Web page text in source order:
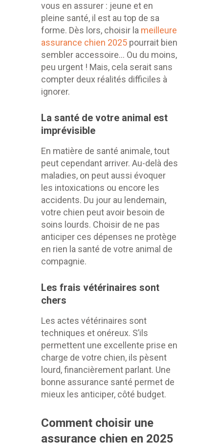
vous en assurer : jeune et en
pleine santé, il est au top de sa
forme. Dès lors, choisir la meilleure
assurance chien 2025 pourrait bien
sembler accessoire… Ou du moins,
peu urgent ! Mais, cela serait sans
compter deux réalités difficiles à
ignorer.
La santé de votre animal est
imprévisible
En matière de santé animale, tout
peut cependant arriver. Au-delà des
maladies, on peut aussi évoquer
les intoxications ou encore les
accidents. Du jour au lendemain,
votre chien peut avoir besoin de
soins lourds. Choisir de ne pas
anticiper ces dépenses ne protège
en rien la santé de votre animal de
compagnie.
Les frais vétérinaires sont
chers
Les actes vétérinaires sont
techniques et onéreux. S’ils
permettent une excellente prise en
charge de votre chien, ils pèsent
lourd, financièrement parlant. Une
bonne assurance santé permet de
mieux les anticiper, côté budget.
Comment choisir une
assurance chien en 2025